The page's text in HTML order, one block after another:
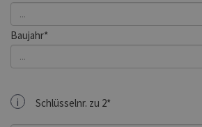
Baujahr*
i Schlüsselnr. zu 2*